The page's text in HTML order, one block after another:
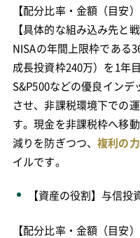
【配分比率・金額（目安
【具体的な組み込み先と
NISAの年間上限枠である
成長投資枠240万）を1年
S&P500などの優良イン
させ、非課税環境下での
す。現金を非課税枠へ移
減りを防ぎつつ、複利の
イルです。
【資産の役割】与信投
【配分比率・金額（目安